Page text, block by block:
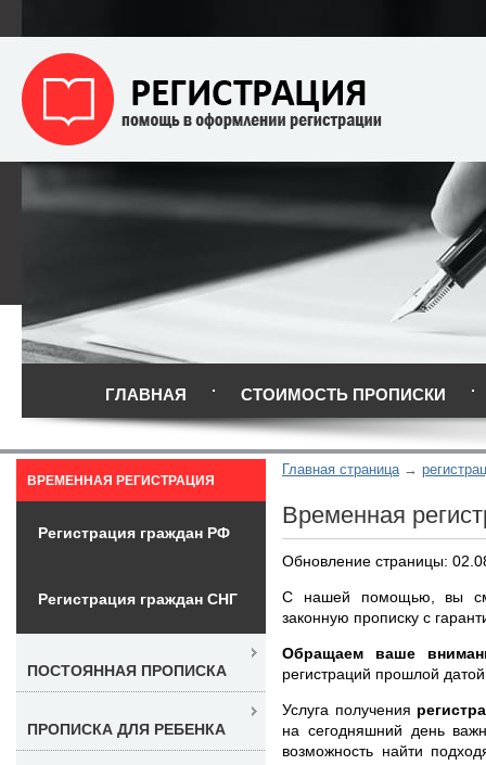
ГЛАВНАЯ СТОИМОСТЬ ПРОПИСКИ
Главная страница
Временная
Обновление страницы:
С нашей помощью, вы
законную прописку с
Обращаем ваше
регистраций прошлой
Услуга получения
на сегодняшний день
возможность найти
ВРЕМЕННАЯ РЕГИСТРАЦИЯ
Регистрация граждан РФ
Регистрация граждан СНГ
ПОСТОЯННАЯ ПРОПИСКА
ПРОПИСКА ДЛЯ РЕБЕНКА